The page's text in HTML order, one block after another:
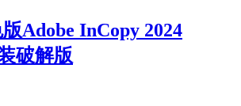
Adobe InCopy 2024
破解版